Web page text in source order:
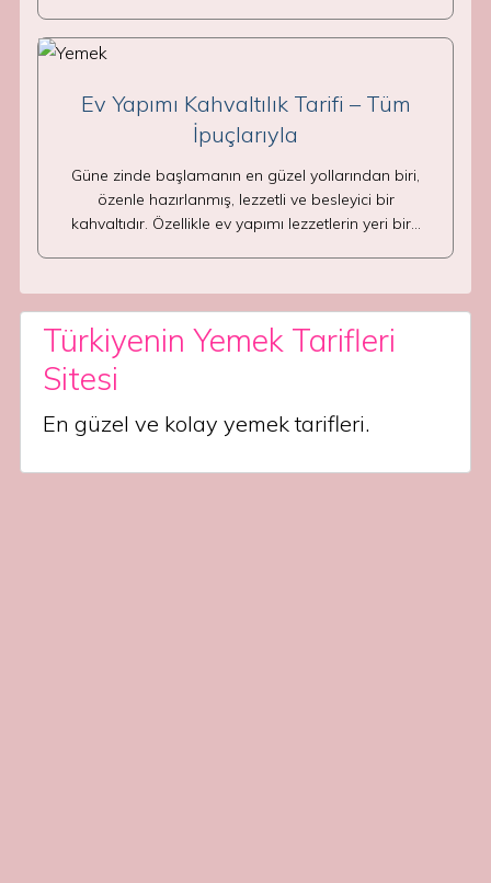
Ev Yapımı Kahvaltılık Tarifi – Tüm
İpuçlarıyla
Güne zinde başlamanın en güzel yollarından biri,
özenle hazırlanmış, lezzetli ve besleyici bir
kahvaltıdır. Özellikle ev yapımı lezzetlerin yeri bir…
Türkiyenin Yemek Tarifleri
Sitesi
En güzel ve kolay yemek tarifleri.